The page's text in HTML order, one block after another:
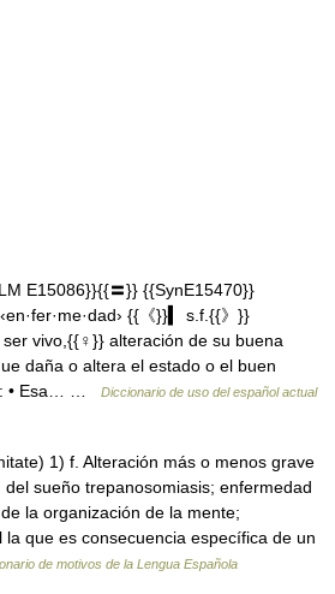
E15086}}{{〓}} {{SynE15470}}
{{《}}▍ s.f.{{》}}
vivo,{{♀}} alteración de su buena
daña o altera el estado o el buen
• Esa… …
Diccionario de uso del español actual
1) f. Alteración más o menos grave
sueño trepanosomiasis; enfermedad
la organización de la mente;
que es consecuencia específica de un
de motivos de la Lengua Española